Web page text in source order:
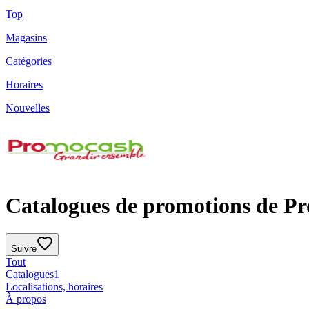
Top
Magasins
Catégories
Horaires
Nouvelles
Catalogues de promotions de
Suivre
Tout
Catalogues1
Localisations, horaires
À propos